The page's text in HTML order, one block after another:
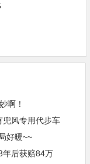
啊！
兜风专用代步车
好暖~~
后获赔84万